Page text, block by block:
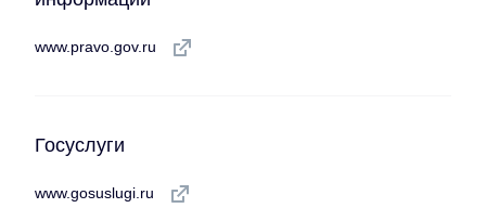
www.pravo.gov.ru
Госуслуги
www.gosuslugi.ru